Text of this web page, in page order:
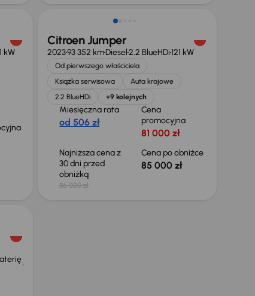
kW
Citroen Jumper
202393 352 kmDiesel2.2 BlueHDi121 kW
Od pierwszego właściciela
Książka serwisowa
Auta krajowe
2.2 BlueHDi
+9 kolejnych
Miesięczna rata
od 506 zł
Cena
promocyjna
81 000 zł
Najniższa cena z
30 dni przed
obniżką
86 000 zł
Cena po obniżce
85 000 zł